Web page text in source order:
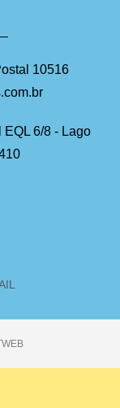
10516
6/8 - Lago